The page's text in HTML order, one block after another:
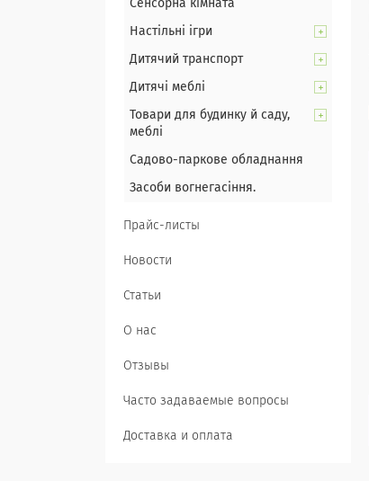
Сенсорна кімната
Настільні ігри
Дитячий транспорт
Дитячі меблі
Товари для будинку й саду,
меблі
Садово-паркове обладнання
Засоби вогнегасіння.
Прайс-листы
Новости
Статьи
О нас
Отзывы
Часто задаваемые вопросы
Доставка и оплата